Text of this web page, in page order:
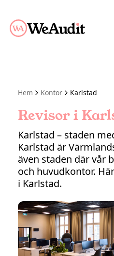
KONTAKT
Hem Kontor Karlstad
Revisor i
Karlstad – staden
Karlstad är
även staden där vår
och huvudkontor.
i Karlstad.